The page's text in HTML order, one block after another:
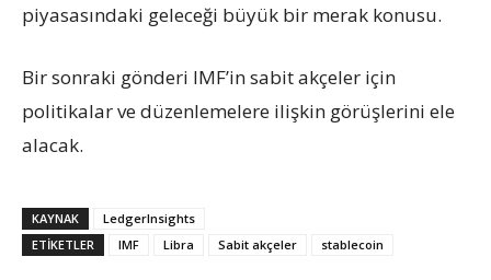
piyasasındaki geleceği büyük bir merak konusu.
Bir sonraki gönderi IMF’in sabit akçeler için
politikalar ve düzenlemelere ilişkin görüşlerini ele
alacak.
KAYNAK
LedgerInsights
ETIKETLER
IMF Libra Sabit akçeler stablecoin